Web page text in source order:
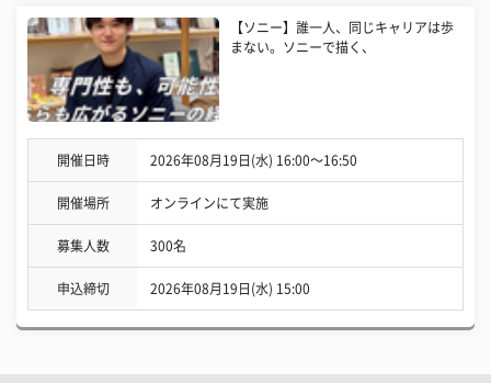
【ソニー】誰一人、同じキャリアは歩
まない。ソニーで描く、
開催日時 2026年08月19日(水) 16:00〜16:50
開催場所 オンラインにて実施
募集人数 300名
申込締切 2026年08月19日(水) 15:00